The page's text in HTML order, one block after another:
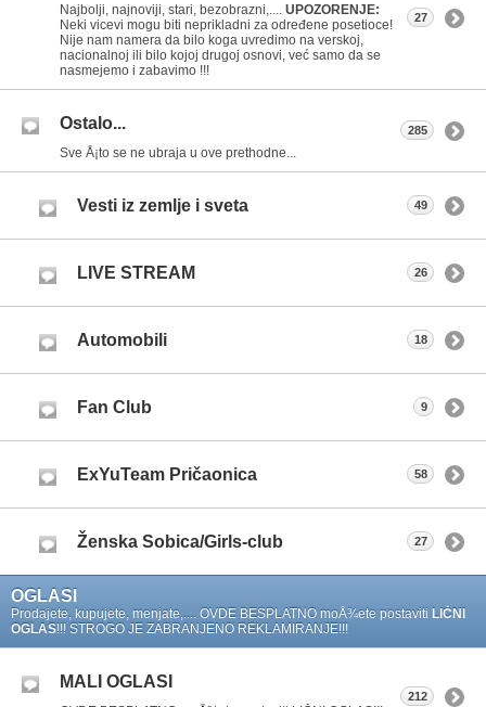
Najbolji, najnoviji, stari, bezobrazni,.... UPOZORENJE:
Neki vicevi mogu biti neprikladni za određene posetioce!
Nije nam namera da bilo koga uvredimo na verskoj,
nacionalnoj ili bilo kojoj drugoj osnovi, već samo da se
nasmejemo i zabavimo !!!
27
Ostalo...
Sve Å¡to se ne ubraja u ove prethodne...
285
Vesti iz zemlje i sveta 49
LIVE STREAM 26
Automobili 18
Fan Club 9
ExYuTeam Pričaonica 58
Ženska Sobica/Girls-club 27
OGLASI
Prodajete, kupujete, menjate,.... OVDE BESPLATNO moÅ¾ete postaviti LIČNI
OGLAS!!! STROGO JE ZABRANJENO REKLAMIRANJE!!!
MALI OGLASI
212